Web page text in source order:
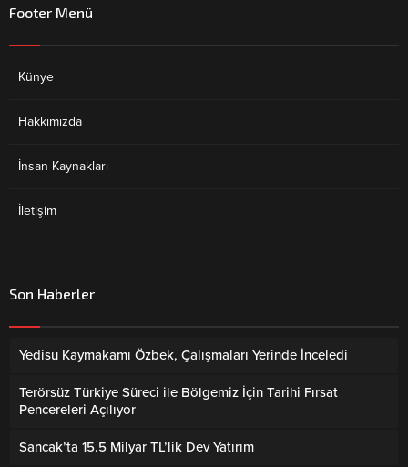
Footer Menü
Künye
Hakkımızda
İnsan Kaynakları
İletişim
Son Haberler
Yedisu Kaymakamı Özbek, Çalışmaları Yerinde İnceledi
Terörsüz Türkiye Süreci ile Bölgemiz İçin Tarihi Fırsat
Pencereleri Açılıyor
Sancak’ta 15.5 Milyar TL’lik Dev Yatırım